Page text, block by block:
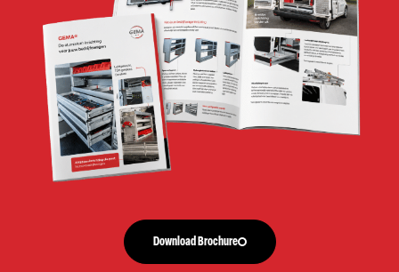
Download Brochure